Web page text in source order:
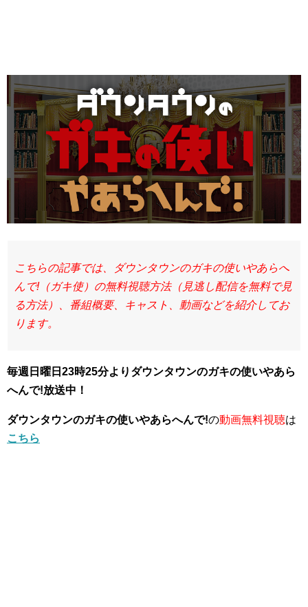
こちらの記事では、ダウンタウンのガキの使いやあらへ
んで!（ガキ使）の無料視聴方法（見逃し配信を無料で見
る方法）、番組概要、キャスト、動画などを紹介してお
ります。
毎週日曜日23時25分よりダウンタウンのガキの使いやあら
へんで!放送中！
ダウンタウンのガキの使いやあらへんで!の動画無料視聴は
こちら